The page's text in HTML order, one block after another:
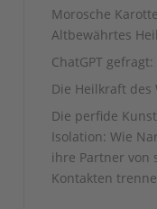
Morosche
Altbewährtes
ChatGPT gefragt:
Die Heilkraft des
Die perfide
Isolation: Wie
ihre Partner von
Kontakten